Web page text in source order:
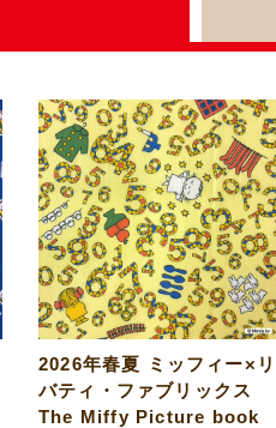
2026年春夏 ミッフィー×リ
バティ・ファブリックス
The Miffy Picture book